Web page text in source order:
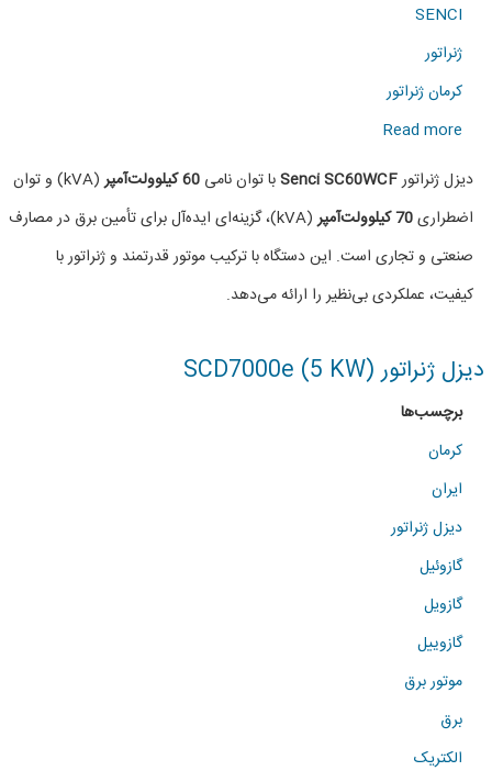
SENCI
ژنراتور
کرمان ژنراتور
Read more
about
دیزل
ژنراتور
66KVA
دیزل ژنراتورSenci SC60WCFبا توان نامی 60 کیلوولت‌آمپر
(kVA) و توان
اضطراری70 کیلوولت‌آمپر
(kVA)، گزینه‌ای ایده‌آل برای تأمین برق در مصارف
صنعتی و تجاری است. این دستگاه با ترکیب موتور قدرتمند و ژنراتور با
کیفیت، عملکردی بی‌نظیر را ارائه می‌دهد.
دیزل ژنراتور SCD7000e (5 KW)
برچسب‌ها
کرمان
ایران
دیزل ژنراتور
گازوئیل
گازویل
گازوییل
موتور برق
برق
الکتریک